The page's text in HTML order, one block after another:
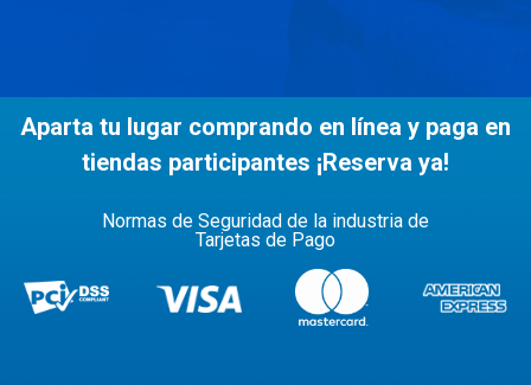
Aparta tu lugar comprando en línea y paga en
tiendas participantes ¡Reserva ya!
Normas de Seguridad de la industria de
Tarjetas de Pago